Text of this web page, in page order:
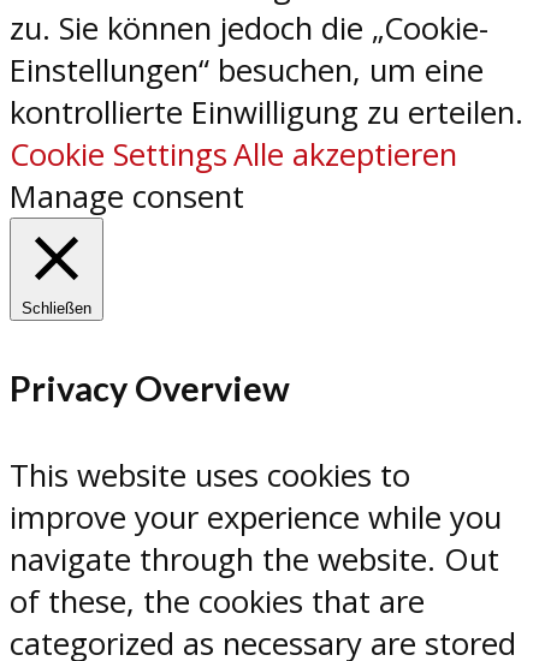
zu. Sie können jedoch die „Cookie-
Einstellungen“ besuchen, um eine
kontrollierte Einwilligung zu erteilen.
Cookie SettingsAlle akzeptieren
Manage consent
Schließen
Privacy Overview
This website uses cookies to
improve your experience while you
navigate through the website. Out
of these, the cookies that are
categorized as necessary are stored